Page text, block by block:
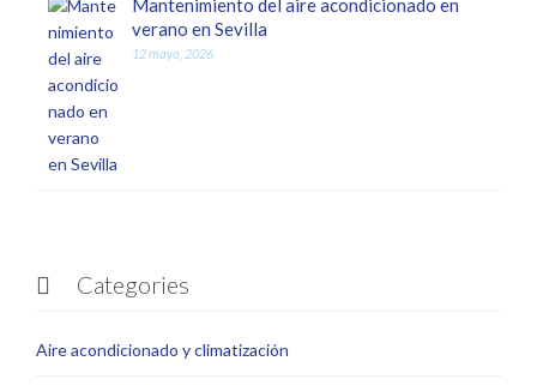
Mantenimiento del aire acondicionado en
verano en Sevilla
12 mayo, 2026
 Categories
Aire acondicionado y climatización